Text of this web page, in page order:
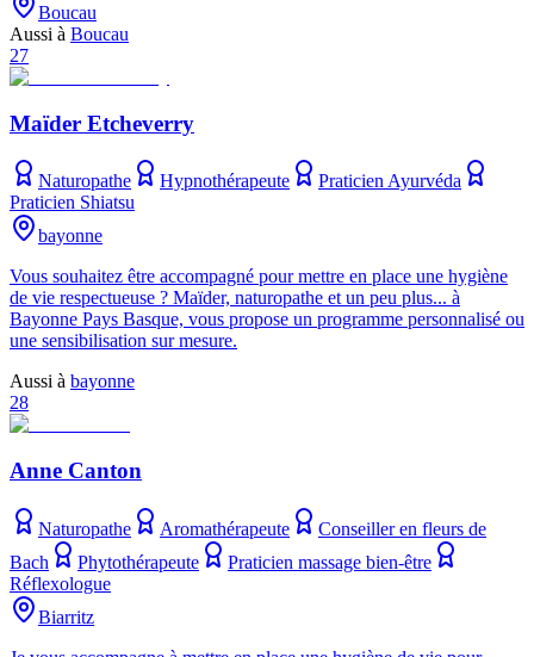
Boucau
Aussi à Boucau
27
Maïder Etcheverry
Naturopathe Hypnothérapeute
Praticien Ayurvéda
Praticien Shiatsu
bayonne
Vous souhaitez être accompagné pour mettre en place une hygiène
de vie respectueuse ? Maïder, naturopathe et un peu plus... à
Bayonne Pays Basque, vous propose un programme personnalisé ou
une sensibilisation sur mesure.
Aussi à bayonne
28
Anne Canton
Naturopathe Aromathérapeute
Conseiller en fleurs de
Bach
Phytothérapeute
Praticien massage bien-être
Réflexologue
Biarritz